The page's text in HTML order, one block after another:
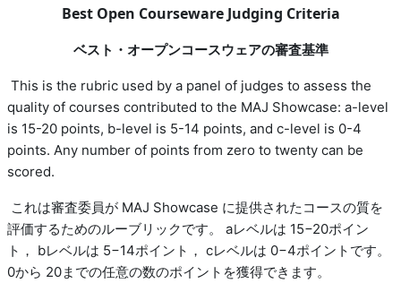
Best Open Courseware Judging Criteria
ベスト・オープンコースウェアの審査基準
This is the rubric used by a panel of judges to assess the
quality of courses contributed to the MAJ Showcase: a-level
is 15-20 points, b-level is 5-14 points, and c-level is 0-4
points. Any number of points from zero to twenty can be
scored.
これは審査委員が MAJ Showcase に提供されたコースの質を
評価するためのルーブリックです。
aレベルは 15−20ポイン
ト， bレベルは 5−14ポイント， cレベルは 0−4ポイントです。
0から 20までの任意の数のポイントを獲得できます。